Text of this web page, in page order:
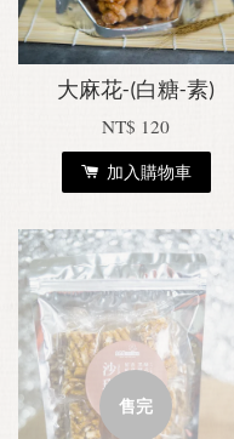
大麻花-(白糖-素)
NT$ 120
加入購物車
售完